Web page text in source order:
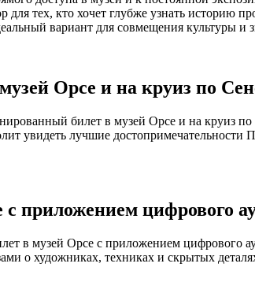
тех, кто хочет глубже узнать историю
вариант для совмещения культуры и
Орсе и на круиз по
билет в музей Орсе и на круиз
увидеть лучшие
приложением цифрового
в музей Орсе с приложением
о художниках, техниках и скрытых